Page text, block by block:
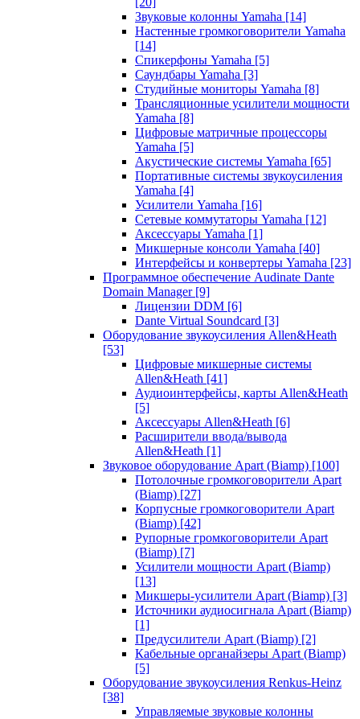
Звуковые колонны Yamaha [14]
Настенные громкоговорители Yamaha
[14]
Спикерфоны Yamaha [5]
Саундбары Yamaha [3]
Студийные мониторы Yamaha [8]
Трансляционные усилители мощности
Yamaha [8]
Цифровые матричные процессоры
Yamaha [5]
Акустические системы Yamaha [65]
Портативные системы звукоусиления
Yamaha [4]
Усилители Yamaha [16]
Сетевые коммутаторы Yamaha [12]
Аксессуары Yamaha [1]
Микшерные консоли Yamaha [40]
Интерфейсы и конвертеры Yamaha [23]
Программное обеспечение Audinate Dante
Domain Manager [9]
Лицензии DDM [6]
Dante Virtual Soundcard [3]
Оборудование звукоусиления Allen&Heath
[53]
Цифровые микшерные системы
Allen&Heath [41]
Аудиоинтерфейсы, карты Allen&Heath
[5]
Аксессуары Allen&Heath [6]
Расширители ввода/вывода
Allen&Heath [1]
Звуковое оборудование Apart (Biamp) [100]
Потолочные громкоговорители Apart
(Biamp) [27]
Корпусные громкоговорители Apart
(Biamp) [42]
Рупорные громкоговорители Apart
(Biamp) [7]
Усилители мощности Apart (Biamp)
[13]
Микшеры-усилители Apart (Biamp) [3]
Источники аудиосигнала Apart (Biamp)
[1]
Предусилители Apart (Biamp) [2]
Кабельные органайзеры Apart (Biamp)
[5]
Оборудование звукоусиления Renkus-Heinz
[38]
Управляемые звуковые колонны